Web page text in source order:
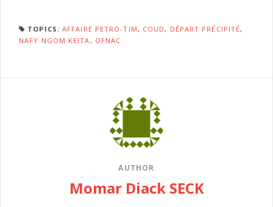
TOPICS: AFFAIRE PETRO-TIM , COUD , DÉPART PRÉCIPITÉ,
NAFY NGOM KEITA , OFNAC
AUTHOR
Momar Diack SECK